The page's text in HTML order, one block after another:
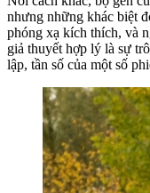
nhưng những khác biệt
phóng xạ kích thích, và
giả thuyết hợp lý là sự
lập, tần số của một số